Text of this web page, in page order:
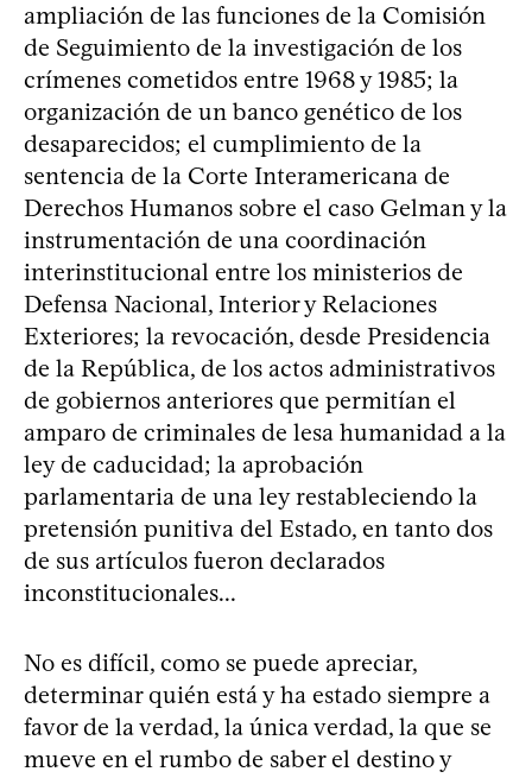
ampliación de las funciones de la Comisión
de Seguimiento de la investigación de los
crímenes cometidos entre 1968 y 1985; la
organización de un banco genético de los
desaparecidos; el cumplimiento de la
sentencia de la Corte Interamericana de
Derechos Humanos sobre el caso Gelman y la
instrumentación de una coordinación
interinstitucional entre los ministerios de
Defensa Nacional, Interior y Relaciones
Exteriores; la revocación, desde Presidencia
de la República, de los actos administrativos
de gobiernos anteriores que permitían el
amparo de criminales de lesa humanidad a la
ley de caducidad; la aprobación
parlamentaria de una ley restableciendo la
pretensión punitiva del Estado, en tanto dos
de sus artículos fueron declarados
inconstitucionales...
No es difícil, como se puede apreciar,
determinar quién está y ha estado siempre a
favor de la verdad, la única verdad, la que se
mueve en el rumbo de saber el destino y